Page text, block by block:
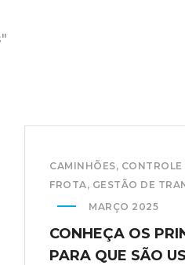
CAMINHÕES,
FROTA, GESTÃO DE
MARÇO 2025
CONHEÇA OS
PARA QUE SÃO